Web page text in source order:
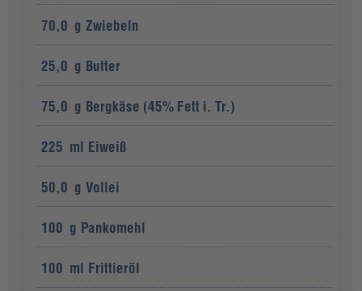
70,0 g Zwiebeln
25,0 g Butter
75,0 g Bergkäse (45% Fett i. Tr.)
225 ml Eiweiß
50,0 g Vollei
100 g Pankomehl
100 ml Frittieröl